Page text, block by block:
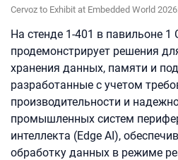
Cervoz to Exhibit at Embedded World
На стенде 1-401 в павильоне 1
продемонстрирует решения
хранения данных, памяти и
разработанные с учетом
производительности и
промышленных систем
интеллекта (Еdge AI),
обработку данных в режиме